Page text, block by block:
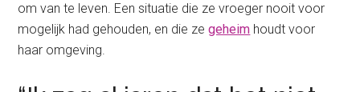
om van te leven. Een situatie die ze vroeger nooit voor
mogelijk had gehouden, en die zegeheim houdt voor
haar omgeving.